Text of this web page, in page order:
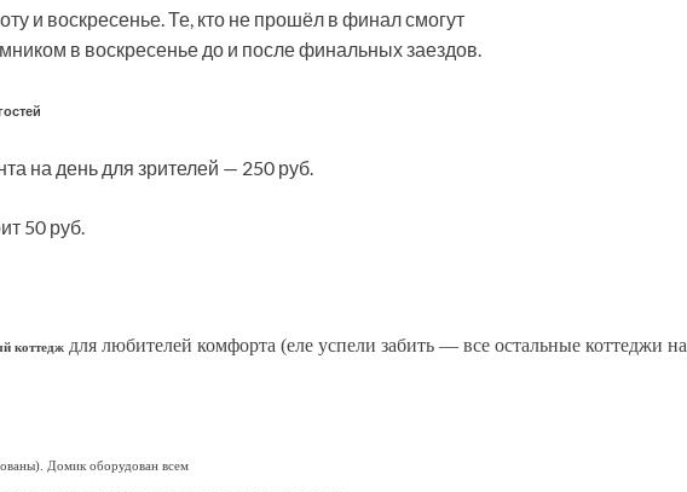
и воскресенье. Те, кто не прошёл в финал смогут
в воскресенье до и после финальных заездов.
на день для зрителей — 250 руб.
50 руб.
коттедж для любителей комфорта (еле успели забить — все остальные коттеджи на
Домик оборудован всем